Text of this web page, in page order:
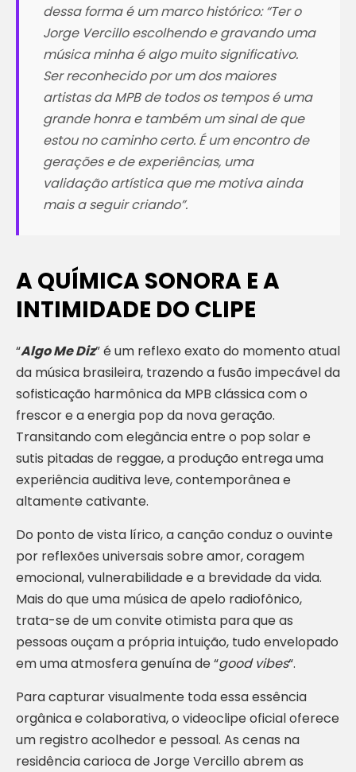
dessa forma é um marco histórico: “Ter o
Jorge Vercillo escolhendo e gravando uma
música minha é algo muito significativo.
Ser reconhecido por um dos maiores
artistas da MPB de todos os tempos é uma
grande honra e também um sinal de que
estou no caminho certo. É um encontro de
gerações e de experiências, uma
validação artística que me motiva ainda
mais a seguir criando”.
A QUÍMICA SONORA E A
INTIMIDADE DO CLIPE
“Algo Me Diz” é um reflexo exato do momento atual
da música brasileira, trazendo a fusão impecável da
sofisticação harmônica da MPB clássica com o
frescor e a energia pop da nova geração.
Transitando com elegância entre o pop solar e
sutis pitadas de reggae, a produção entrega uma
experiência auditiva leve, contemporânea e
altamente cativante.
Do ponto de vista lírico, a canção conduz o ouvinte
por reflexões universais sobre amor, coragem
emocional, vulnerabilidade e a brevidade da vida.
Mais do que uma música de apelo radiofônico,
trata-se de um convite otimista para que as
pessoas ouçam a própria intuição, tudo envelopado
em uma atmosfera genuína de “good vibes“.
Para capturar visualmente toda essa essência
orgânica e colaborativa, o videoclipe oficial oferece
um registro acolhedor e pessoal. As cenas na
residência carioca de Jorge Vercillo abrem as